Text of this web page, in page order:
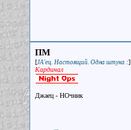
ПМ
[JA'ец. Настоящий. Одна штука :]
Кардинал
Джаец - НОчник